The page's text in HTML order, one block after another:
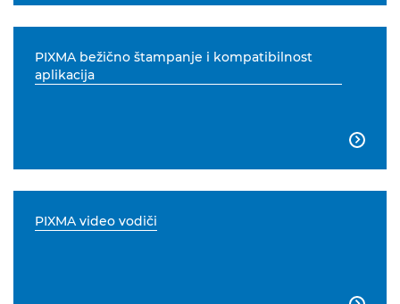
PIXMA bežično štampanje i kompatibilnost
aplikacija

PIXMA video vodiči